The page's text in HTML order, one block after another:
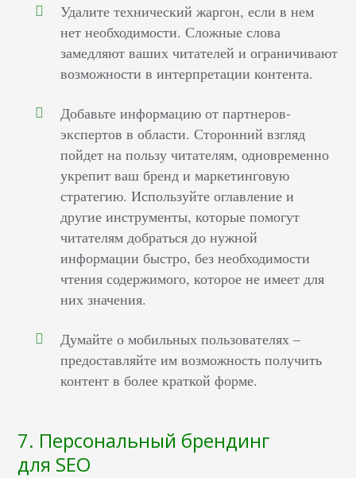
Удалите технический жаргон, если в нем
нет необходимости. Сложные слова
замедляют ваших читателей и ограничивают
возможности в интерпретации контента.
Добавьте информацию от партнеров-
экспертов в области. Сторонний взгляд
пойдет на пользу читателям, одновременно
укрепит ваш бренд и маркетинговую
стратегию. Используйте оглавление и
другие инструменты, которые помогут
читателям добраться до нужной
информации быстро, без необходимости
чтения содержимого, которое не имеет для
них значения.
Думайте о мобильных пользователях –
предоставляйте им возможность получить
контент в более краткой форме.
7. Персональный брендинг
для SEO